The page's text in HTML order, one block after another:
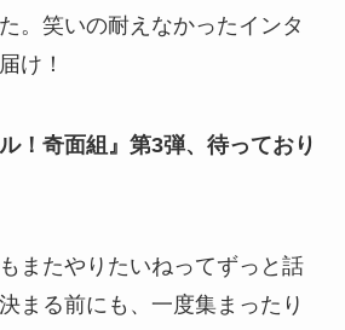
。笑いの耐えなかったインタ
け！
奇面組』第3弾、待っており
またやりたいねってずっと話
まる前にも、一度集まったり